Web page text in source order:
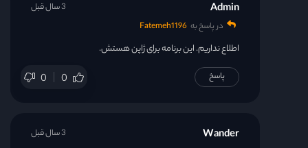
Admin
در پاسخ به Fatemeh1196
اطلاع نداریم. این برنامه برای ژاپن هستش.
0 0
3 سال قبل
پاسخ
Wander 3 سال قبل